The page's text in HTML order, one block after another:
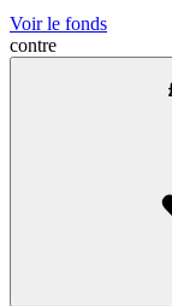
Voir le fonds
contre